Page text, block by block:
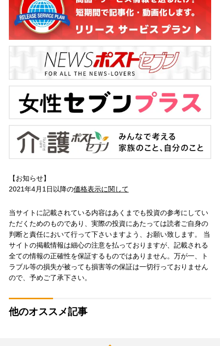
【お知らせ】
2021年4月1日以降の価格表示に関して
当サイトに記載されている内容はあくまでも投資の参考にしてい
ただくためのものであり、実際の投資にあたっては読者ご自身の
判断と責任において行って下さいますよう、お願い致します。 当
サイトの掲載情報は細心の注意を払っておりますが、記載される
全ての情報の正確性を保証するものではありません。万が一、ト
ラブル等の損失が被っても損害等の保証は一切行っておりません
ので、予めご了承下さい。
他のオススメ記事